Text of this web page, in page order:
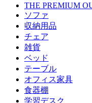
THE PREMIUM
ソファ
収納用品
チェア
雑貨
ベッド
テーブル
オフィス家具
食器棚
学習デスク